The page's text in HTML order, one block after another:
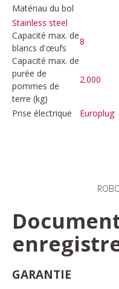
Matériau du bol
Stainless steel
Capacité max. de
blancs d'œufs
8
Capacité max. de
purée de
pommes de
terre (kg)
2.000
Prise électrique Europlug
GARANTIE